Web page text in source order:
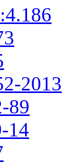
2013
89
14